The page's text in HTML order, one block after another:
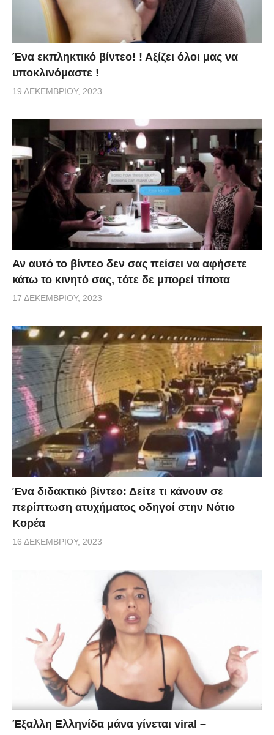
Ένα εκπληκτικό βίντεο! ! Αξίζει όλοι μας να
υποκλινόμαστε !
19 ΔΕΚΕΜΒΡΊΟΥ, 2023
Αν αυτό το βίντεο δεν σας πείσει να αφήσετε
κάτω το κινητό σας, τότε δε μπορεί τίποτα
17 ΔΕΚΕΜΒΡΊΟΥ, 2023
Ένα διδακτικό βίντεο: Δείτε τι κάνουν σε
περίπτωση ατυχήματος οδηγοί στην Νότιο
Κορέα
16 ΔΕΚΕΜΒΡΊΟΥ, 2023
Έξαλλη Ελληνίδα μάνα γίνεται viral –